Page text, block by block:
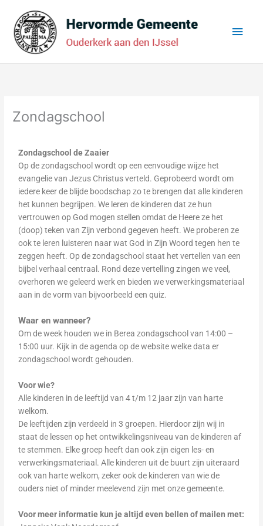
inhoud
Zondagschool
Zondagschool de Zaaier
Op de zondagschool wordt op een eenvoudige wijze het
evangelie van Jezus Christus verteld. Geprobeerd wordt om
iedere keer de blijde boodschap zo te brengen dat alle kinderen
het kunnen begrijpen. We leren de kinderen dat ze hun
vertrouwen op God mogen stellen omdat de Heere ze het
(doop) teken van Zijn verbond gegeven heeft. We proberen ze
ook te leren luisteren naar wat God in Zijn Woord tegen hen te
zeggen heeft. Op de zondagschool staat het vertellen van een
bijbel verhaal centraal. Rond deze vertelling zingen we veel,
overhoren we geleerd werk en bieden we verwerkingsmateriaal
aan in de vorm van bijvoorbeeld een quiz.
Waar en wanneer?
Om de week houden we in Berea zondagschool van 14:00 –
15:00 uur. Kijk in de agenda op de website welke data er
zondagschool wordt gehouden.
Voor wie?
Alle kinderen in de leeftijd van 4 t/m 12 jaar zijn van harte
welkom.
De leeftijden zijn verdeeld in 3 groepen. Hierdoor zijn wij in
staat de lessen op het ontwikkelingsniveau van de kinderen af
te stemmen. Elke groep heeft dan ook zijn eigen les- en
verwerkingsmateriaal. Alle kinderen uit de buurt zijn uiteraard
ook van harte welkom, zeker ook de kinderen van wie de
ouders niet of minder meelevend zijn met onze gemeente.
Voor meer informatie kun je altijd even bellen of mailen met: